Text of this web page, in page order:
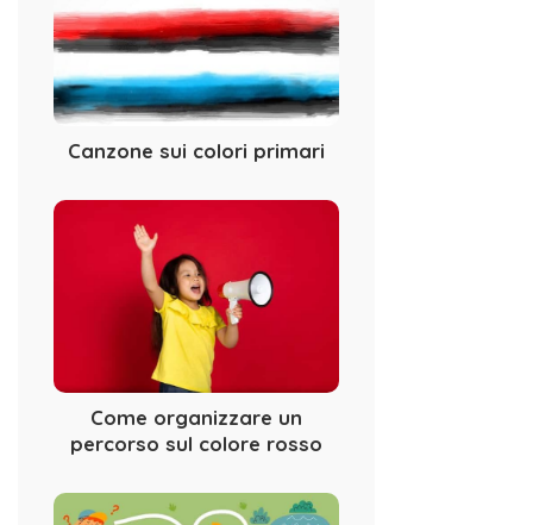
Canzone sui colori primari
Come organizzare un
percorso sul colore rosso